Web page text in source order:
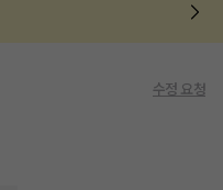
수정 요청